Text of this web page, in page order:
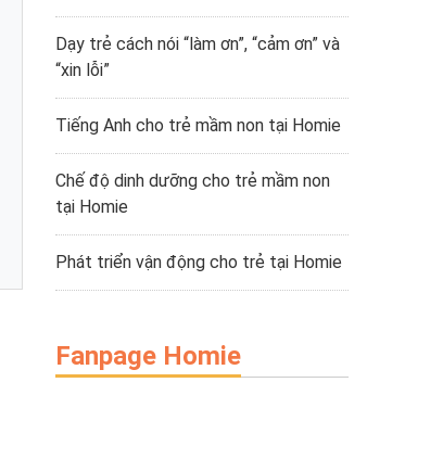
Dạy trẻ cách nói “làm ơn”, “cảm ơn” và
“xin lỗi”
Tiếng Anh cho trẻ mầm non tại Homie
Chế độ dinh dưỡng cho trẻ mầm non
tại Homie
Phát triển vận động cho trẻ tại Homie
Fanpage Homie